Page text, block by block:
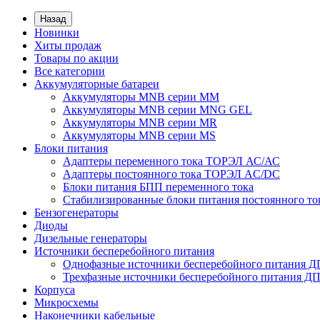
Назад
Новинки
Хиты продаж
Товары по акции
Все категории
Аккумуляторные батареи
Аккумуляторы MNB серии MM
Аккумуляторы MNB серии MNG GEL
Аккумуляторы MNB серии MR
Аккумуляторы MNB серии MS
Блоки питания
Адаптеры переменного тока ТОРЭЛ АС/АС
Адаптеры постоянного тока ТОРЭЛ AC/DC
Блоки питания БПП переменного тока
Стабилизированные блоки питания постоянного
Бензогенераторы
Диоды
Дизельные генераторы
Источники бесперебойного питания
Однофазные источники бесперебойного питания
Трехфазные источники бесперебойного питания
Корпуса
Микросхемы
Наконечники кабельные